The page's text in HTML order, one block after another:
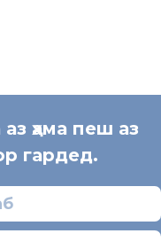
ҳама пеш аз
гардед.